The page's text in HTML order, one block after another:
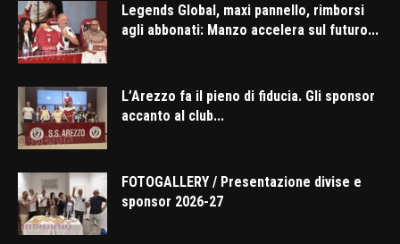
Legends Global, maxi pannello, rimborsi
agli abbonati: Manzo accelera sul futuro...
L’Arezzo fa il pieno di fiducia. Gli sponsor
accanto al club...
FOTOGALLERY / Presentazione divise e
sponsor 2026-27